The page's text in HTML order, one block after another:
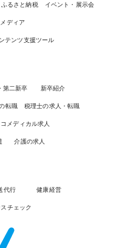
ふるさと納税 イベント・展示会
ディア
テンツ支援ツール
第二新卒 新卒紹介
転職 税理士の求人・転職
コメディカル求人
介護の求人
代行 健康経営
チェック